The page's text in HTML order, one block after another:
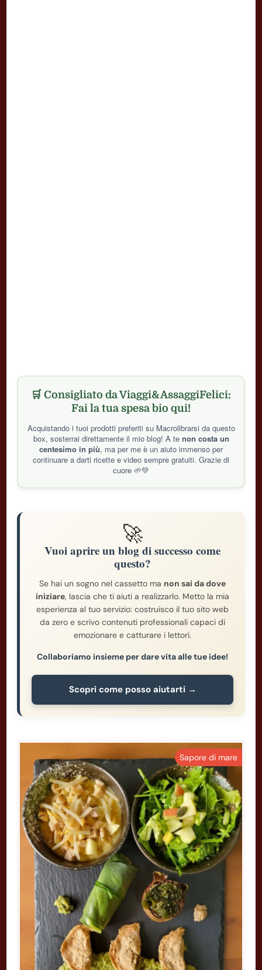
🛒 Consigliato da Viaggi&AssaggiFelici:
Fai la tua spesa bio qui!
Acquistando i tuoi prodotti preferiti su Macrolibrarsi da questo
box, sosterrai direttamente il mio blog! A te non costa un
centesimo in più, ma per me è un aiuto immenso per
continuare a darti ricette e video sempre gratuiti. Grazie di
cuore 🌱💚
🚀
Vuoi aprire un blog di successo come
questo?
Se hai un sogno nel cassetto ma non sai da dove
iniziare, lascia che ti aiuti a realizzarlo. Metto la mia
esperienza al tuo servizio: costruisco il tuo sito web
da zero e scrivo contenuti professionali capaci di
emozionare e catturare i lettori.
Collaboriamo insieme per dare vita alle tue idee!
Scopri come posso aiutarti →
Sapore di mare